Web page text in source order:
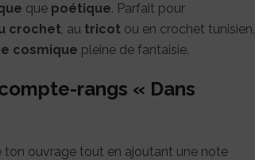
que poétique. Parfait pour
crochet, au tricot ou en crochet tunisien,
cosmique pleine de fantaisie.
rangs « Dans
ton ouvrage tout en ajoutant une note